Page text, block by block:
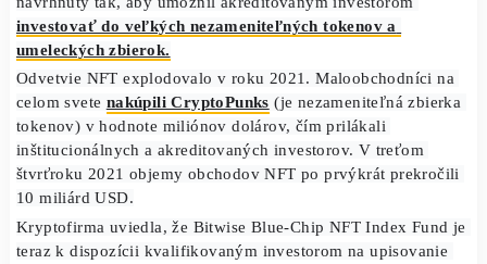
16. decembra svoj nový indexový fond.
Podľa oznámenia je Bitwise Blue-Chip NFT Index Fund
investovať do veľkých nezameniteľných tokenov a
umeleckých zbierok.
Odvetvie NFT explodovalo v roku 2021.
celom svete nakúpili CryptoPunks
tokenov) v hodnote miliónov dolárov, čím prilákali
inštitucionálnych a akreditovaných investorov. V treťom